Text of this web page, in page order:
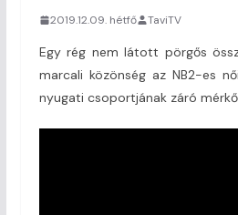
2019.12.09. hétfő TaviTV
Egy rég nem látott pörgős
marcali közönség az NB2-es
nyugati csoportjának záró